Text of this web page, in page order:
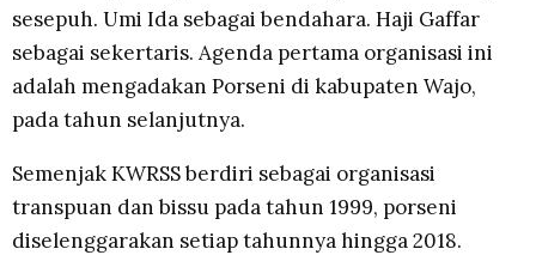
sesepuh. Umi Ida sebagai bendahara. Haji Gaffar
sebagai sekertaris. Agenda pertama organisasi ini
adalah mengadakan Porseni di kabupaten Wajo,
pada tahun selanjutnya.
Semenjak KWRSS berdiri sebagai organisasi
transpuan dan bissu pada tahun 1999, porseni
diselenggarakan setiap tahunnya hingga 2018.